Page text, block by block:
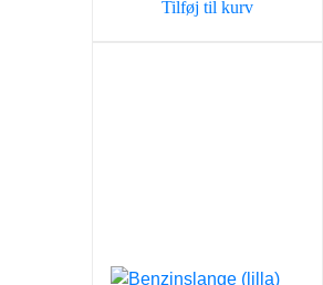
Tilføj til kurv